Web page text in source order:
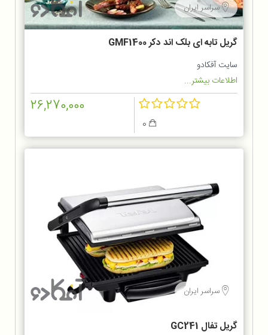
سراسر ایران
گریل تابه ای بلک اند دکر GMF1400
سایت آفکادو
اطلاعات بیشتر...
26,270,000
سراسر ایران
گریل تفال GC241